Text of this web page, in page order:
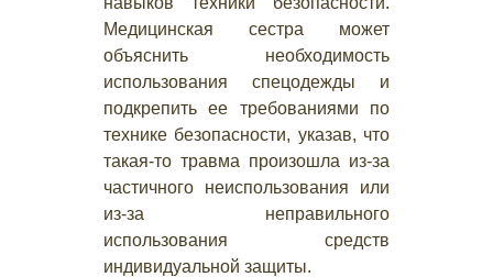
Медицинская сестра может
объяснить необходимость
использования спецодежды и
подкрепить ее требованиями по
технике безопасности, указав, что
такая-то травма произошла из-за
частичного неиспользования или
из-за неправильного
использования средств
индивидуальной защиты.